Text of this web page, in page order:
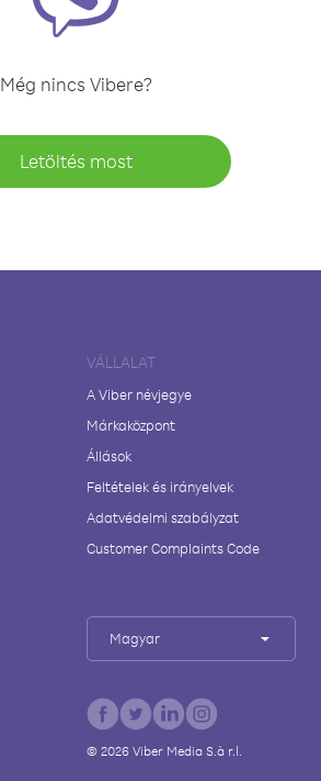
Még nincs Vibere?
Letöltés most
VÁLLALAT
A Viber névjegye
Márkaközpont
Állások
Feltételek és irányelvek
Adatvédelmi szabályzat
Customer Complaints Code
Magyar
© 2026Viber Media S.à r.l.